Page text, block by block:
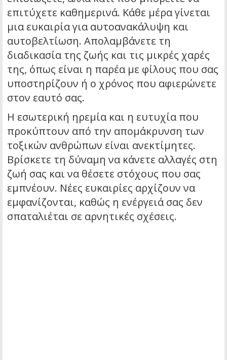
επιτύχετε καθημερινά. Κάθε μέρα γίνεται
μια ευκαιρία για αυτοανακάλυψη και
αυτοβελτίωση. Απολαμβάνετε τη
διαδικασία της ζωής και τις μικρές χαρές
της, όπως είναι η παρέα με φίλους που σας
υποστηρίζουν ή ο χρόνος που αφιερώνετε
στον εαυτό σας.
Η εσωτερική ηρεμία και η ευτυχία που
προκύπτουν από την απομάκρυνση των
τοξικών ανθρώπων είναι ανεκτίμητες.
Βρίσκετε τη δύναμη να κάνετε αλλαγές στη
ζωή σας και να θέσετε στόχους που σας
εμπνέουν. Νέες ευκαιρίες αρχίζουν να
εμφανίζονται, καθώς η ενέργειά σας δεν
σπαταλιέται σε αρνητικές σχέσεις.